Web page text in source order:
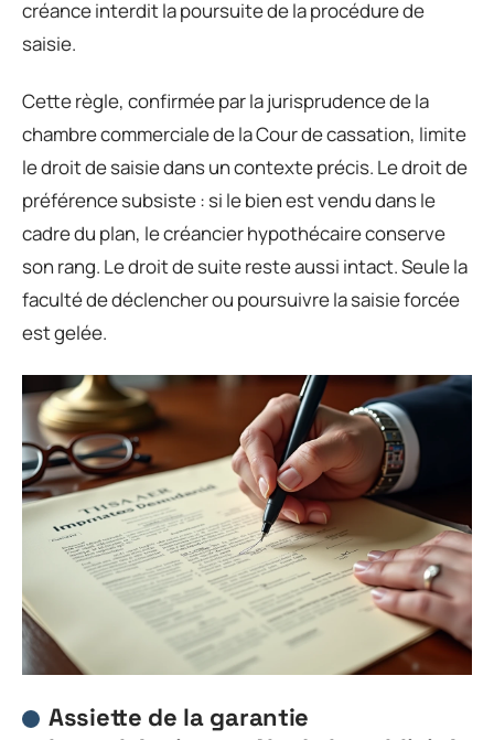
créance interdit la poursuite de la procédure de
saisie.
Cette règle, confirmée par la jurisprudence de la
chambre commerciale de la Cour de cassation, limite
le droit de saisie dans un contexte précis. Le droit de
préférence subsiste : si le bien est vendu dans le
cadre du plan, le créancier hypothécaire conserve
son rang. Le droit de suite reste aussi intact. Seule la
faculté de déclencher ou poursuivre la saisie forcée
est gelée.
Assiette de la garantie